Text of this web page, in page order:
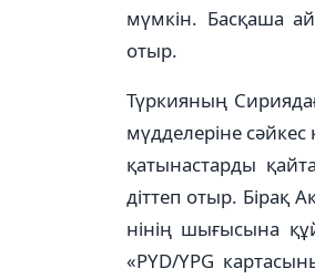
мүмкін. Басқаша
отыр.
Түркияның
мүдделеріне
қатынастарды
діттеп отыр.
нінің шығысына
«PYD/YPG